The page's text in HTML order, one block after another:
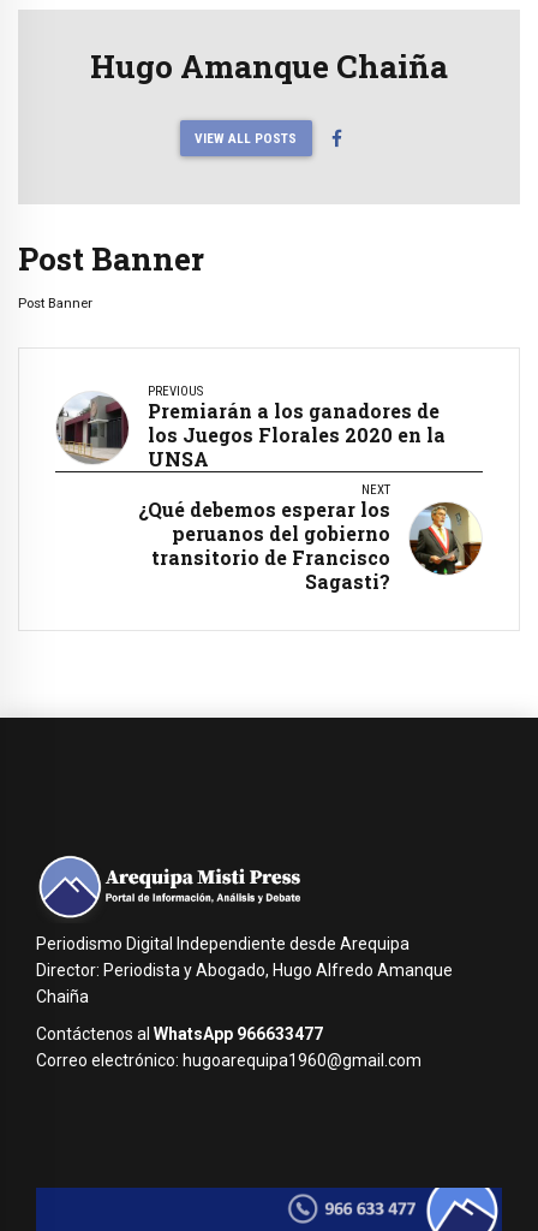
Hugo Amanque Chaiña
VIEW ALL POSTS
Post Banner
Post Banner
PREVIOUS
Premiarán a los ganadores de
los Juegos Florales 2020 en la
UNSA
NEXT
¿Qué debemos esperar los
peruanos del gobierno
transitorio de Francisco
Sagasti?
Periodismo Digital Independiente desde Arequipa
Director: Periodista y Abogado, Hugo Alfredo Amanque
Chaiña
Contáctenos al WhatsApp 966633477
Correo electrónico: hugoarequipa1960@gmail.com